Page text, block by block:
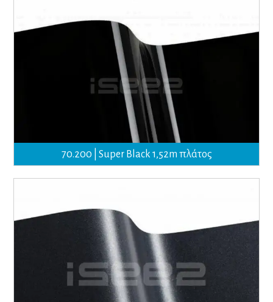
70.200 | Super Black 1,52m πλάτος